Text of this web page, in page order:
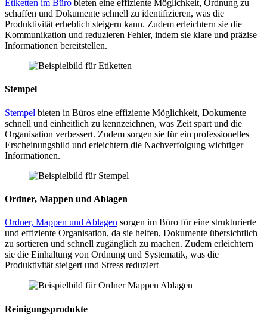
Etiketten im Büro bieten eine effiziente Möglichkeit, Ordnung zu
schaffen und Dokumente schnell zu identifizieren, was die
Produktivität erheblich steigern kann. Zudem erleichtern sie die
Kommunikation und reduzieren Fehler, indem sie klare und präzise
Informationen bereitstellen.
Stempel
Stempel bieten in Büros eine effiziente Möglichkeit, Dokumente
schnell und einheitlich zu kennzeichnen, was Zeit spart und die
Organisation verbessert. Zudem sorgen sie für ein professionelles
Erscheinungsbild und erleichtern die Nachverfolgung wichtiger
Informationen.
Ordner, Mappen und Ablagen
Ordner, Mappen und Ablagen sorgen im Büro für eine strukturierte
und effiziente Organisation, da sie helfen, Dokumente übersichtlich
zu sortieren und schnell zugänglich zu machen. Zudem erleichtern
sie die Einhaltung von Ordnung und Systematik, was die
Produktivität steigert und Stress reduziert
Reinigungsprodukte